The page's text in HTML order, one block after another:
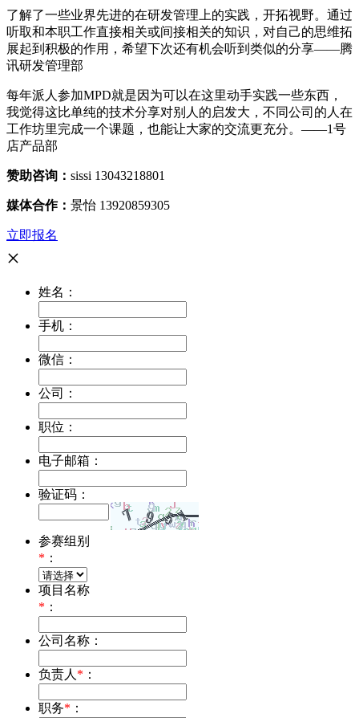
了解了一些业界先进的在研发管理上的实践，开拓视野。通过
听取和本职工作直接相关或间接相关的知识，对自己的思维拓
展起到积极的作用，希望下次还有机会听到类似的分享——腾
讯研发管理部
每年派人参加MPD就是因为可以在这里动手实践一些东西，
我觉得这比单纯的技术分享对别人的启发大，不同公司的人在
工作坊里完成一个课题，也能让大家的交流更充分。——1号
店产品部
赞助咨询： sissi 13043218801
媒体合作： 景怡 13920859305
立即报名
×
姓名：
手机：
微信：
公司：
职位：
电子邮箱：
验证码：
参赛组别
* ：
项目名称
* ：
公司名称：
负责人 * ：
职务* ：